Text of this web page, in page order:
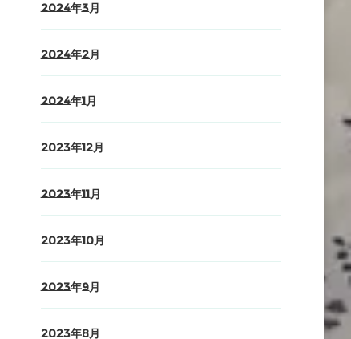
2024年3月
2024年2月
2024年1月
2023年12月
2023年11月
2023年10月
2023年9月
2023年8月